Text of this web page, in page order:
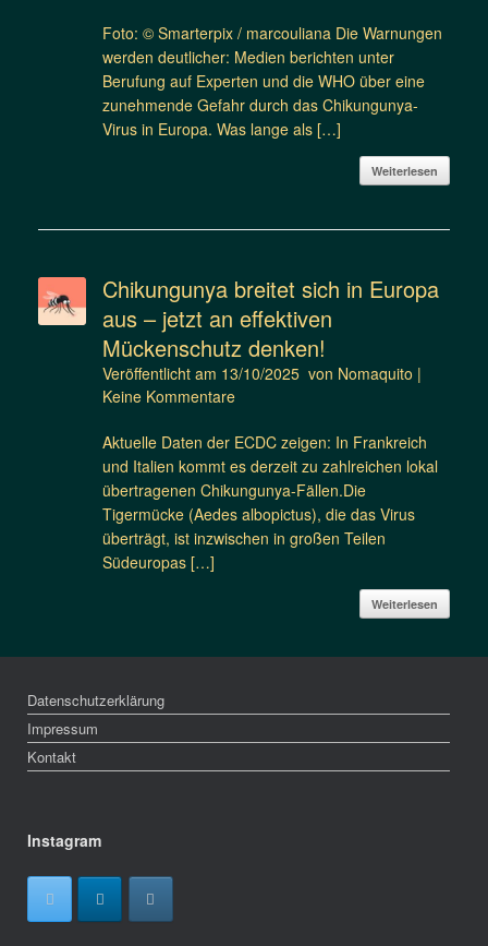
Foto: © Smarterpix / marcouliana Die Warnungen
werden deutlicher: Medien berichten unter
Berufung auf Experten und die WHO über eine
zunehmende Gefahr durch das Chikungunya-
Virus in Europa. Was lange als […]
Weiterlesen
Chikungunya breitet sich in Europa
aus – jetzt an effektiven
Mückenschutz denken!
Veröffentlicht am 13/10/2025 von Nomaquito |
Keine Kommentare
Aktuelle Daten der ECDC zeigen: In Frankreich
und Italien kommt es derzeit zu zahlreichen lokal
übertragenen Chikungunya-Fällen.Die
Tigermücke (Aedes albopictus), die das Virus
überträgt, ist inzwischen in großen Teilen
Südeuropas […]
Weiterlesen
Datenschutzerklärung
Impressum
Kontakt
Instagram